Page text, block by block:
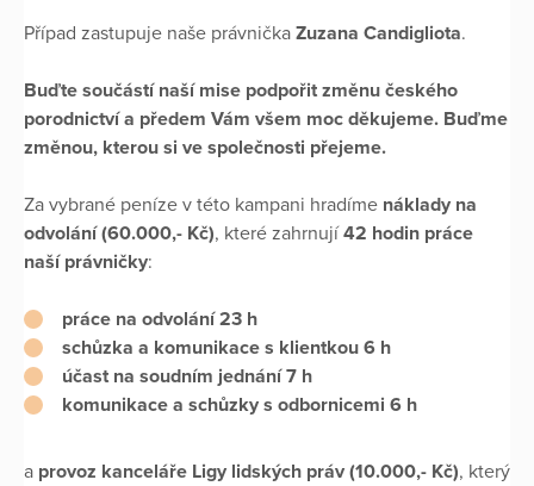
Případ zastupuje naše právnička Zuzana Candigliota.
Buďte součástí naší mise podpořit změnu českého
porodnictví a předem Vám všem moc děkujeme. Buďme
změnou, kterou si ve společnosti přejeme.
Za vybrané peníze v této kampani hradíme náklady na
odvolání (60.000,- Kč), které zahrnují42 hodin práce
naší právničky:
práce na odvolání 23 h
schůzka a komunikace s klientkou 6 h
účast na soudním jednání 7 h
komunikace a schůzky s odbornicemi 6 h
a provoz kanceláře Ligy lidských práv (10.000,- Kč), který